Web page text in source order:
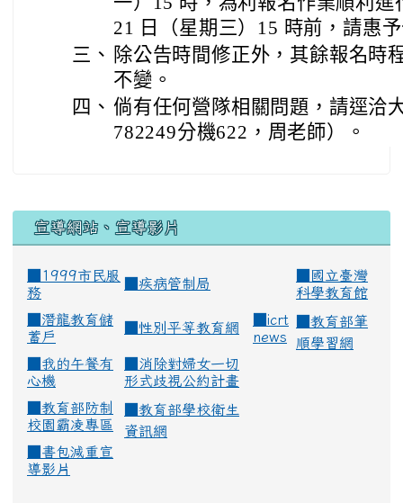
21 日（星期三）15 時前，請惠
三、 除公告時間修正外，其餘報名時
不變。
四、 倘有任何營隊相關問題，請逕洽
782249分機622，周老師）。
宣導網站、宣導影片
■1999市民服
務
疾病管制局
國立臺灣
科學教育館
潛龍教育儲
蓄戶
性別平等教育網
icrt
news
教育部筆
順學習網
我的午餐有
心機
消除對婦女一切
形式歧視公約計畫
教育部防制
校園霸凌專區
教育部學校衛生
資訊網
書包減重宣
導影片